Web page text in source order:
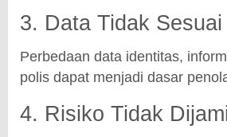
3. Data Tidak Sesuai
Perbedaan data identitas,
polis dapat menjadi dasar
4. Risiko Tidak